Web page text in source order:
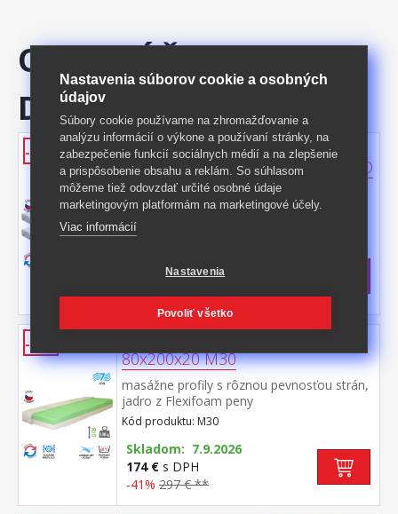
ODPORÚČAME
DOKÚPIŤ
-50%
Matrac s poťahom IDEA TRIAN
80x200x14 - Akcia 1 + 1 ZADARMO
dva matrace za cenu jedného pamäťová
pena rôznych tuhostí v panvových zónach
pre odľahčenie kĺbom a celému
pohybovému aparátu 7-zónová anatomická
masáž v priebehu spánku matrac s Visco
vhodná pre všetky typy roštov poťah
snímateľný a prateľný do 40 °C odporúčaná
Kód produktu: M32s
s DPH
-50% 678 € **
-41%
80x200x20 M30
masážne profily s rôznou pevnosťou strán,
jadro z Flexifoam peny
povrch vyprofilovaný do 7 anatomických
zón na oboch stranách tvrdá (biela) a
mäkká (svetlo zelená) strana vhodný pre
všetky typy roštov vhodný pre alergikov,
poťah snímateľný a prateľný do 60 °C
Kód produktu: M30
Skladom: 7.9.2026
174 € s DPH
-41% 297 € **
Nastavenia súborov cookie a osobných
údajov
Súbory cookie používame na zhromažďovanie a
analýzu informácií o výkone a používaní stránky, na
zabezpečenie funkcií sociálnych médií a na zlepšenie
a prispôsobenie obsahu a reklám. So súhlasom
môžeme tiež odovzdať určité osobné údaje
marketingovým platformám na marketingové účely.
Viac informácií
Nastavenia
Povoliť všetko